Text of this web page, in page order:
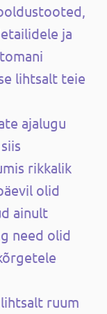
ja
lihtsalt teie
ajalugu
rikkalik
olid
ainult
need olid
ruum